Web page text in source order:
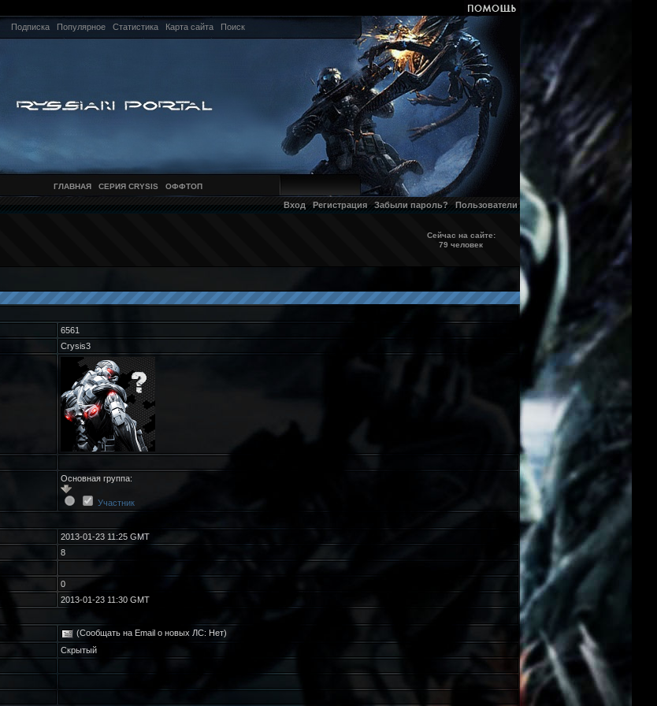
Подписка Популярное Статистика Карта сайта Поиск
ГЛАВНАЯ СЕРИЯ CRYSIS ОФФТОП
Вход Регистрация Забыли пароль? Пользователи
Сейчас на сайте:
79 человек
6561
Crysis3
Основная группа:
Участник
2013-01-23 11:25 GMT
8
0
2013-01-23 11:30 GMT
(Сообщать на Email о новых ЛС: Нет)
Скрытый